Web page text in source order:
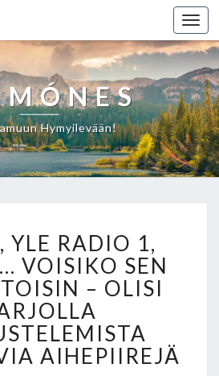
Hymyilevään!
I
I
T
O
S
,
Y
L
YLE RADIO 1,
VOISIKO SEN
– OLISI
AIHEPIIREJÄ